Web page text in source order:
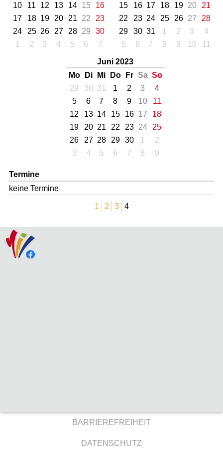
10
11 12 13 14 15
16
17
18 19 20 21 22
23
24
25 26 27 28 29
30
1
2 3 4 5 6 7
15
16 17 18 19 20
21
22
23 24 25 26 27
28
29
30 31 1 2 3
4
5
6 7 8 9 10 11
Juni 2023
Mo
Di Mi Do Fr Sa So
29
30 31 1 2 3
4
5
6 7 8 9 10
11
12
13 14 15 16 17
18
19
20 21 22 23 24
25
26
27 28 29 30 1
2
3
4 5 6 7 8 9
Termine
keine Termine
1 2 3 4
BARRIEREFREIHEIT
DATENSCHUTZ